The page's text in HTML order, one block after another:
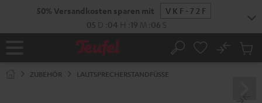
50% Versandkosten sparen mit
VKF-72F
05 D 04 H 19 M 05 S
Startseite Suche
No
ZUBEHÖR LAUTSPRECHERSTANDFÜSSE